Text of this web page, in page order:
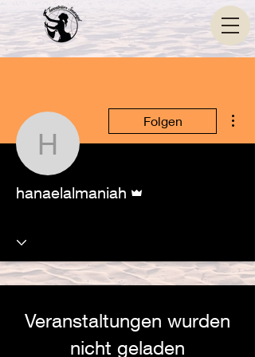
hanaelalmaniah
Folgen
hanaelalmaniah
Veranstaltungen wurden
nicht geladen